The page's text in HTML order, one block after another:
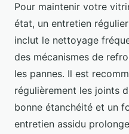
Pour maintenir votre
état, un entretien
inclut le nettoyage
des mécanismes de
les pannes. Il est
régulièrement les joints
bonne étanchéité et un
entretien assidu